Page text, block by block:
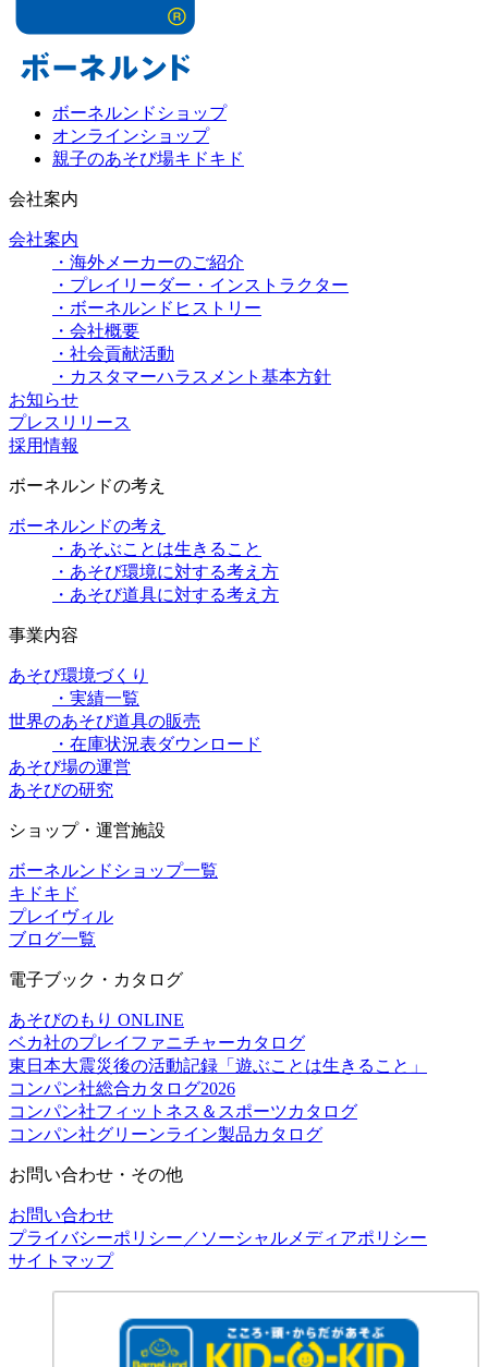
ボーネルンドショップ
オンラインショップ
親子のあそび場キドキド
会社案内
会社案内
・海外メーカーのご紹介
・プレイリーダー・インストラクター
・ボーネルンドヒストリー
・会社概要
・社会貢献活動
・カスタマーハラスメント基本方針
お知らせ
プレスリリース
採用情報
ボーネルンドの考え
ボーネルンドの考え
・あそぶことは生きること
・あそび環境に対する考え方
・あそび道具に対する考え方
事業内容
あそび環境づくり
・実績一覧
世界のあそび道具の販売
・在庫状況表ダウンロード
あそび場の運営
あそびの研究
ショップ・運営施設
ボーネルンドショップ一覧
キドキド
プレイヴィル
ブログ一覧
電子ブック・カタログ
あそびのもり ONLINE
ベカ社のプレイファニチャーカタログ
東日本大震災後の活動記録「遊ぶことは生きること」
コンパン社総合カタログ2026
コンパン社フィットネス＆スポーツカタログ
コンパン社グリーンライン製品カタログ
お問い合わせ・その他
お問い合わせ
プライバシーポリシー／ソーシャルメディアポリシー
サイトマップ